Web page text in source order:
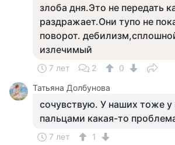
злоба дня.Это не передать
раздражает.Они тупо не
поворот.
излечимый
7 лет 2
0
Татьяна Долбунова
сочувствую. У наших тоже у
пальцами какая-то
7 лет
1